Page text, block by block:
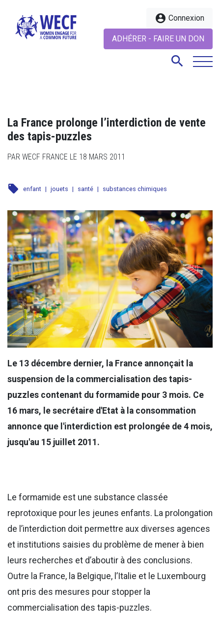
account_circle Connexion
ADHÉRER - FAIRE UN DON
search
search
La France prolonge l’interdiction de vente
des tapis-puzzles
PAR WECF FRANCE LE 18 MARS 2011
local_offer enfant | jouets | santé | substances chimiques
Le 13 décembre dernier, la France annonçait la
suspension de la commercialisation des tapis-
puzzles contenant du formamide pour 3 mois. Ce
16 mars, le secrétaire d'Etat à la consommation
annonce que l'interdiction est prolongée de 4 mois,
jusqu'au 15 juillet 2011.
Le formamide est une substance classée
reprotoxique pour les jeunes enfants. La prolongation
de l’interdiction doit permettre aux diverses agences
et institutions saisies du problème de mener à bien
leurs recherches et d’aboutir à des conclusions.
Outre la France, la Belgique, l’Italie et le Luxembourg
ont pris des mesures pour stopper la
commercialisation des tapis-puzzles.